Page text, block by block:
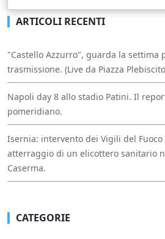
ARTICOLI RECENTI
"Castello Azzurro", guarda la settima
trasmissione. (Live da Piazza
Napoli day 8 allo stadio Patini. Il
pomeridiano.
Isernia: intervento dei Vigili del
atterraggio di un elicottero sanitario
Caserma.
CATEGORIE